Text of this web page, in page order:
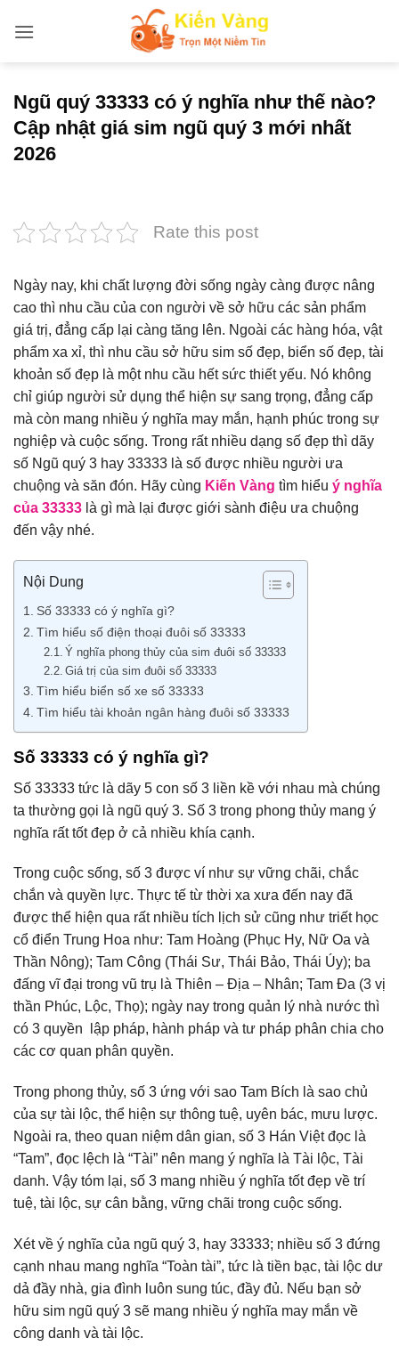
qua
Ngũ quý 33333 có ý nghĩa như thế nào?
Cập nhật giá sim ngũ quý 3 mới nhất
2026
Rate this post
Ngày nay, khi chất lượng đời sống ngày càng được nâng
cao thì nhu cầu của con người về sở hữu các sản phẩm
giá trị, đẳng cấp lại càng tăng lên. Ngoài các hàng hóa, vật
phẩm xa xỉ, thì nhu cầu sở hữu sim số đẹp, biển số đẹp, tài
khoản số đẹp là một nhu cầu hết sức thiết yếu. Nó không
chỉ giúp người sử dụng thể hiện sự sang trọng, đẳng cấp
mà còn mang nhiều ý nghĩa may mắn, hạnh phúc trong sự
nghiệp và cuộc sống. Trong rất nhiều dạng số đẹp thì dãy
số Ngũ quý 3 hay 33333 là số được nhiều người ưa
chuộng và săn đón. Hãy cùng Kiến Vàng tìm hiểu ý nghĩa
của 33333 là gì mà lại được giới sành điệu ưa chuộng
đến vậy nhé.
Nội Dung
Số 33333 có ý nghĩa gì?
Tìm hiểu số điện thoại đuôi số 33333
Ý nghĩa phong thủy của sim đuôi số 33333
Giá trị của sim đuôi số 33333
Tìm hiểu biển số xe số 33333
Tìm hiểu tài khoản ngân hàng đuôi số 33333
Số 33333 có ý nghĩa gì?
Số 33333 tức là dãy 5 con số 3 liền kề với nhau mà chúng
ta thường gọi là ngũ quý 3. Số 3 trong phong thủy mang ý
nghĩa rất tốt đẹp ở cả nhiều khía cạnh.
Trong cuộc sống, số 3 được ví như sự vững chãi, chắc
chắn và quyền lực. Thực tế từ thời xa xưa đến nay đã
được thể hiện qua rất nhiều tích lịch sử cũng như triết học
cổ điển Trung Hoa như: Tam Hoàng (Phục Hy, Nữ Oa và
Thần Nông); Tam Công (Thái Sư, Thái Bảo, Thái Úy); ba
đấng vĩ đại trong vũ trụ là Thiên – Địa – Nhân; Tam Đa (3 vị
thần Phúc, Lộc, Thọ); ngày nay trong quản lý nhà nước thì
có 3 quyền lập pháp, hành pháp và tư pháp phân chia cho
các cơ quan phân quyền.
Trong phong thủy, số 3 ứng với sao Tam Bích là sao chủ
của sự tài lộc, thể hiện sự thông tuệ, uyên bác, mưu lược.
Ngoài ra, theo quan niệm dân gian, số 3 Hán Việt đọc là
“Tam”, đọc lệch là “Tài” nên mang ý nghĩa là Tài lộc, Tài
danh. Vậy tóm lại, số 3 mang nhiều ý nghĩa tốt đẹp về trí
tuệ, tài lộc, sự cân bằng, vững chãi trong cuộc sống.
Xét về ý nghĩa của ngũ quý 3, hay 33333; nhiều số 3 đứng
cạnh nhau mang nghĩa “Toàn tài”, tức là tiền bạc, tài lộc dư
dả đầy nhà, gia đình luôn sung túc, đầy đủ. Nếu bạn sở
hữu sim ngũ quý 3 sẽ mang nhiều ý nghĩa may mắn về
công danh và tài lộc.